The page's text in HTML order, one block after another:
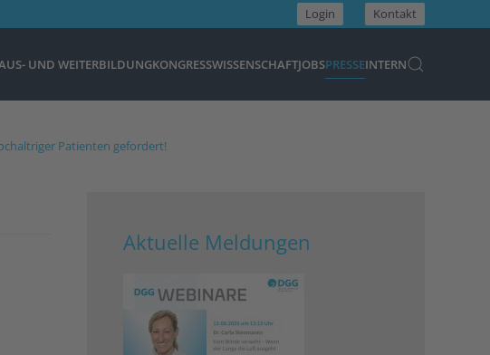
Login Kontakt
UND WEITERBILDUNGKONGRESSWISSENSCHAFTJOBSPRESSEINTERN
Patienten gefordert!
Aktuelle Meldungen